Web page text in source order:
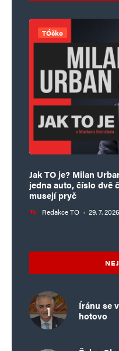
TÓčko
Jak TO je? Milan
jedna auto, číslo dvě
musejí pryč
Redakce TO · 29. 7. 2026
Íránu se
hotovo